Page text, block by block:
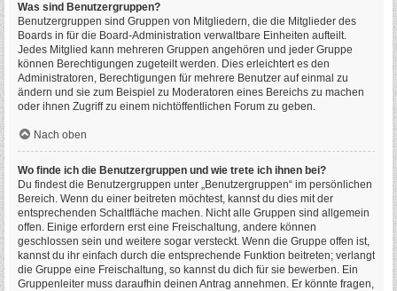
Was sind Benutzergruppen?
Benutzergruppen sind Gruppen von Mitgliedern, die die Mitglieder des
Boards in für die Board-Administration verwaltbare Einheiten aufteilt.
Jedes Mitglied kann mehreren Gruppen angehören und jeder Gruppe
können Berechtigungen zugeteilt werden. Dies erleichtert es den
Administratoren, Berechtigungen für mehrere Benutzer auf einmal zu
ändern und sie zum Beispiel zu Moderatoren eines Bereichs zu machen
oder ihnen Zugriff zu einem nichtöffentlichen Forum zu geben.
Nach oben
Wo finde ich die Benutzergruppen und wie trete ich ihnen bei?
Du findest die Benutzergruppen unter „Benutzergruppen“ im persönlichen
Bereich. Wenn du einer beitreten möchtest, kannst du dies mit der
entsprechenden Schaltfläche machen. Nicht alle Gruppen sind allgemein
offen. Einige erfordern erst eine Freischaltung, andere können
geschlossen sein und weitere sogar versteckt. Wenn die Gruppe offen ist,
kannst du ihr einfach durch die entsprechende Funktion beitreten; verlangt
die Gruppe eine Freischaltung, so kannst du dich für sie bewerben. Ein
Gruppenleiter muss daraufhin deinen Antrag annehmen. Er könnte fragen,